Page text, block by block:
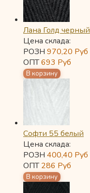
Лана Голд черный
Цена склада:
РОЗН 970,20 Руб
ОПТ693 Руб
Софти 55 белый
Цена склада:
РОЗН 400,40 Руб
ОПТ286 Руб